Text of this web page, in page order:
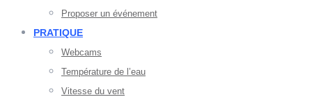
Proposer un événement
PRATIQUE
Webcams
Température de l’eau
Vitesse du vent